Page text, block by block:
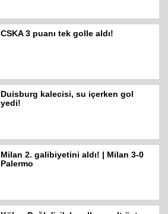
CSKA 3 puanı tek golle aldı!
Duisburg kalecisi, su içerken gol
yedi!
Milan 2. galibiyetini aldı! | Milan 3-0
Palermo